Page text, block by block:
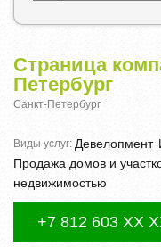
Страница
Петербург
Санкт-Петербург
Виды услуг: Девелопмент
Продажа домов и
недвижимостью
+7 812 603 XX